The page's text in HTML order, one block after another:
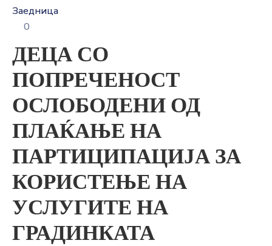
УСЛУГИ
ГРАЃАНСКИ
УРБАНИЗАМ
ОДНОСИ
СО
ЈАВНОСТ
Заедница
0
ДЕЦА СО
ПОПРЕЧЕНОСТ
ОСЛОБОДЕНИ ОД
ПЛАЌАЊЕ НА
ПАРТИЦИПАЦИЈА ЗА
КОРИСТЕЊЕ НА
УСЛУГИТЕ НА
ГРАДИНКАТА